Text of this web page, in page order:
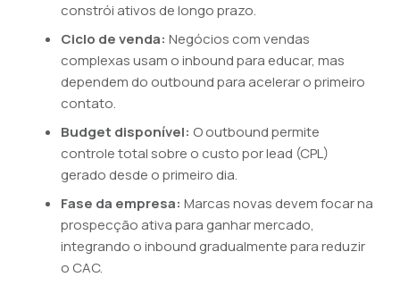
constrói ativos de longo prazo.
Ciclo de venda: Negócios com vendas
complexas usam o inbound para educar, mas
dependem do outbound para acelerar o primeiro
contato.
Budget disponível: O outbound permite
controle total sobre o custo por lead (CPL)
gerado desde o primeiro dia.
Fase da empresa: Marcas novas devem focar na
prospecção ativa para ganhar mercado,
integrando o inbound gradualmente para reduzir
o CAC.